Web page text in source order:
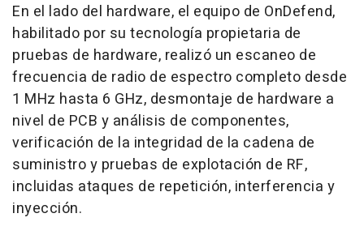
En el lado del hardware, el equipo de OnDefend,
habilitado por su tecnología propietaria de
pruebas de hardware, realizó un escaneo de
frecuencia de radio de espectro completo desde
1 MHz hasta 6 GHz, desmontaje de hardware a
nivel de PCB y análisis de componentes,
verificación de la integridad de la cadena de
suministro y pruebas de explotación de RF,
incluidas ataques de repetición, interferencia y
inyección.